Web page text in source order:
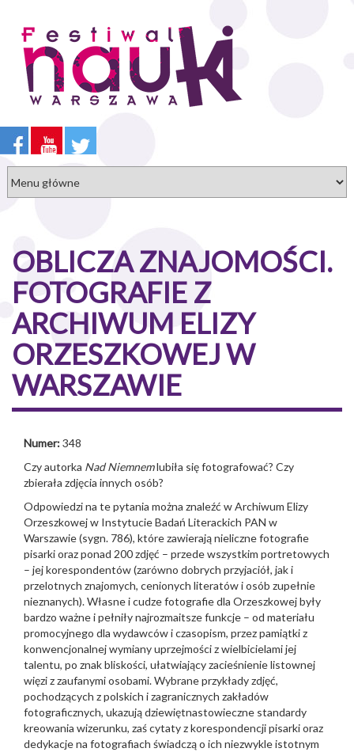
treści
OBLICZA ZNAJOMOŚCI.
FOTOGRAFIE Z
ARCHIWUM ELIZY
ORZESZKOWEJ W
WARSZAWIE
Numer:348
Czy autorka Nad Niemnemlubiła się fotografować? Czy
zbierała zdjęcia innych osób?
Odpowiedzi na te pytania można znaleźć w Archiwum Elizy
Orzeszkowej w Instytucie Badań Literackich PAN w
Warszawie (sygn. 786), które zawierają nieliczne fotografie
pisarki oraz ponad 200 zdjęć – przede wszystkim portretowych
– jej korespondentów (zarówno dobrych przyja­ciół, jak i
przelotnych znajomych, cenionych literatów i osób zupełnie
nieznanych). Własne i cudze fotografie dla Orzeszkowej były
bardzo ważne i pełniły najrozmaitsze funkcje – od materiału
promocyjnego dla wydawców i czasopism, przez pamiątki z
konwencjonalnej wymiany uprzejmości z wielbicielami jej
talentu, po znak bliskości, ułatwiający zacieśnienie listownej
więzi z zaufanymi osobami. Wybrane przykłady zdjęć,
pochodzących z polskich i zagranicznych zakładów
fotograficznych, ukazują dziewiętnastowieczne standardy
kreowania wizerunku, zaś cytaty z korespondencji pisarki oraz
dedykacje na fotografiach świadczą o ich niezwykle istotnym